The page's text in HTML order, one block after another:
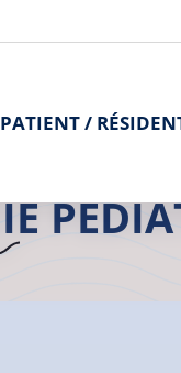
PATIENT /
de soins> Chirurgie